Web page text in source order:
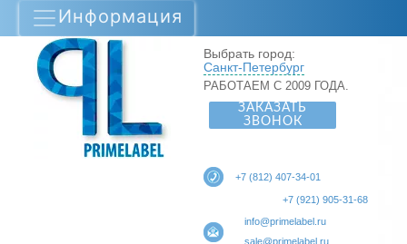
Информация
Выбрать город:
Санкт-Петербург
РАБОТАЕМ С 2009 ГОДА.
ЗАКАЗАТЬ
ЗВОНОК
+7 (812) 407-34-01
+7 (921) 905-31-68
info@primelabel.ru
sale@primelabel.ru